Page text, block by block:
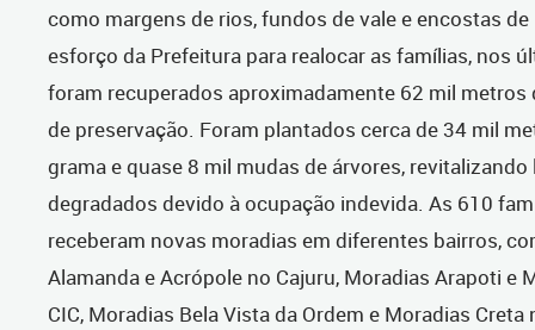
como margens de rios, fundos de vale e encostas
esforço da Prefeitura para realocar as famílias, nos
foram recuperados aproximadamente 62 mil metros
de preservação. Foram plantados cerca de 34 mil
grama e quase 8 mil mudas de árvores,
degradados devido à ocupação indevida. As 610
receberam novas moradias em diferentes bairros,
Alamanda e Acrópole no Cajuru, Moradias Arapoti e
CIC, Moradias Bela Vista da Ordem e Moradias Creta